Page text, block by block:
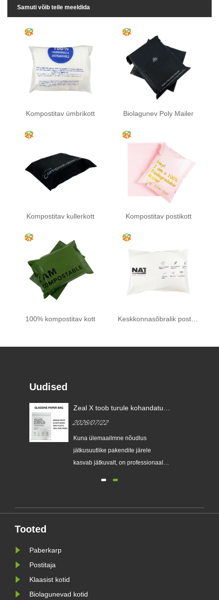
Samuti võib teile meeldida
Kompostitav ümbrikott Biolagunev Poly Mailer
Kompostitav kullerkott Kompostitav postikott
100% kompostitav kott
Uudised
Zeal X toob turule kohandatud
ülemaailmsetel kaubamärkidel
ühekordselt kasutatavaid
plastpakendeid asendada
2026/07/22
Kuna ülemaailmne nõudlus
jätkusuutlike pakendite järele
kasvab jätkuvalt, on professionaalne
paberkottide seeria. Traditsiooniliste
Tooted
Paberkarp
Postitaja
Klaasist kotid
Biolagunevad kotid